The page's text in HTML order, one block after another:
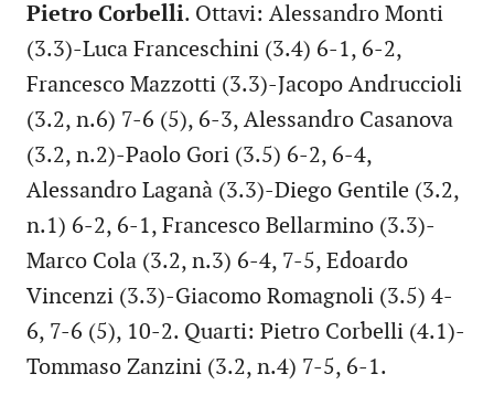
Pietro Corbelli. Ottavi: Alessandro Monti
(3.3)-Luca Franceschini (3.4) 6-1, 6-2,
Francesco Mazzotti (3.3)-Jacopo Andruccioli
(3.2, n.6) 7-6 (5), 6-3, Alessandro Casanova
(3.2, n.2)-Paolo Gori (3.5) 6-2, 6-4,
Alessandro Laganà (3.3)-Diego Gentile (3.2,
n.1) 6-2, 6-1, Francesco Bellarmino (3.3)-
Marco Cola (3.2, n.3) 6-4, 7-5, Edoardo
Vincenzi (3.3)-Giacomo Romagnoli (3.5) 4-
6, 7-6 (5), 10-2. Quarti: Pietro Corbelli (4.1)-
Tommaso Zanzini (3.2, n.4) 7-5, 6-1.